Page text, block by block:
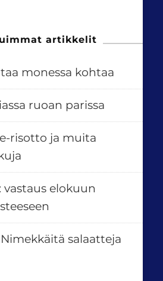
artikkelit
monessa kohtaa
ruoan parissa
risotto ja muita
vastaus elokuun
salaatteja